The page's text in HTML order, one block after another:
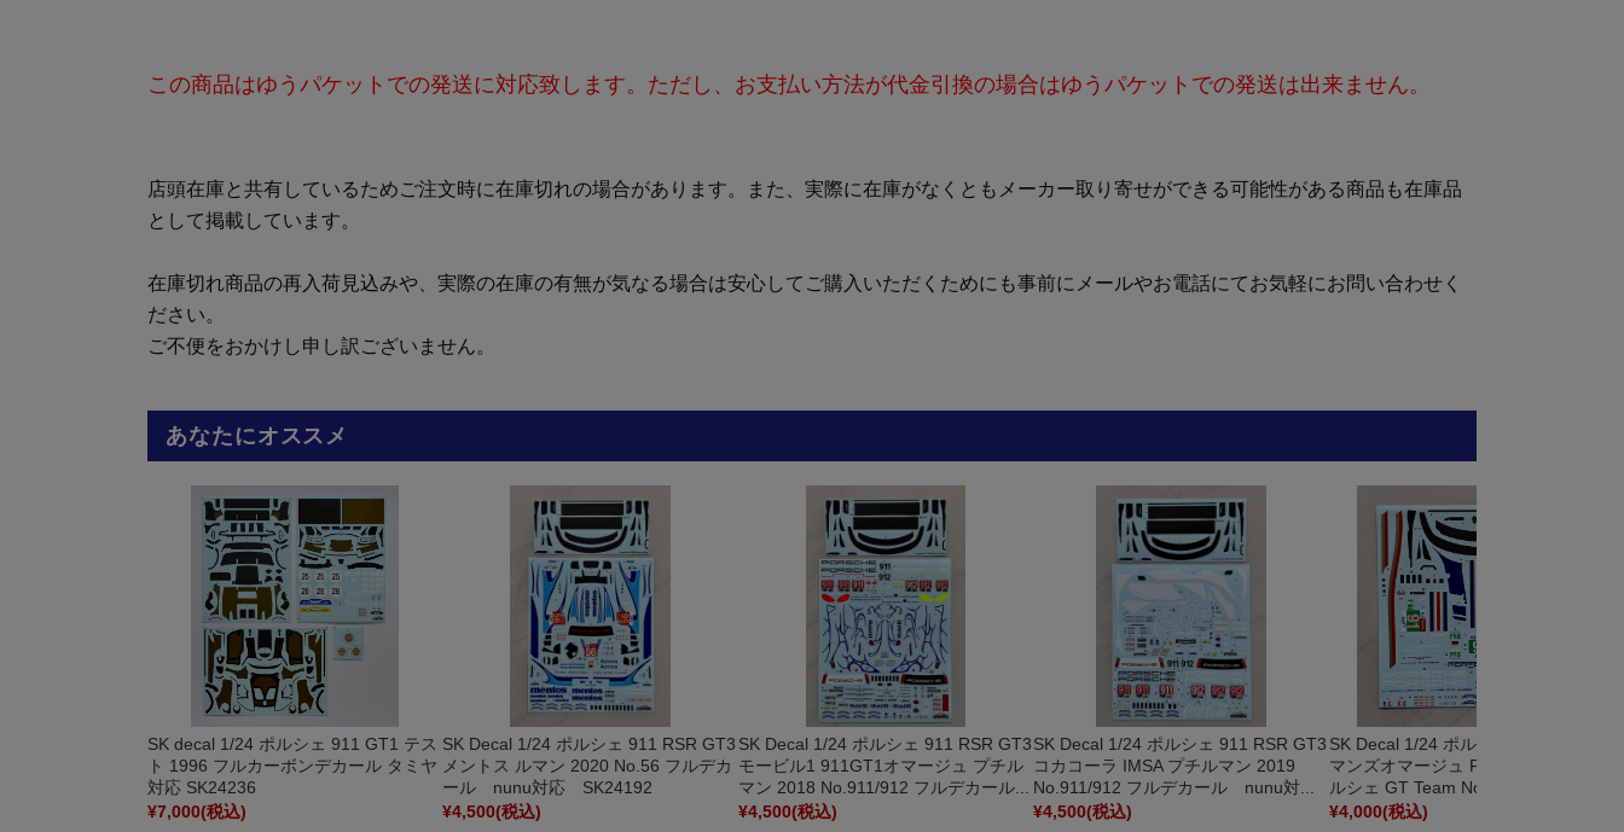
この商品はゆうパケットでの発送に対応致します。ただし、お支払い方法が代金引換の場合はゆうパケットでの発送は出来ません。
店頭在庫と共有しているためご注文時に在庫切れの場合があります。また、実際に在庫がなくともメーカー取り寄せができる可能性がある商品も在庫品
として掲載しています。
在庫切れ商品の再入荷見込みや、実際の在庫の有無が気なる場合は安心してご購入いただくためにも事前にメールやお電話にてお気軽にお問い合わせく
ださい。
ご不便をおかけし申し訳ございません。
あなたにオススメ
SK decal 1/24 ポルシェ 911 GT1 テス
ト 1996 フルカーボンデカール タミヤ
対応 SK24236
¥7,000(税込)
SK Decal 1/24 ポルシェ 911 RSR GT3
メントス ルマン 2020 No.56 フルデカ
ール nunu対応 SK24192
¥4,500(税込)
SK Decal 1/24 ポルシェ 911 RSR GT3
モービル1 911GT1オマージュ プチル
マン 2018 No.911/912 フルデカール...
¥4,500(税込)
SK Decal 1/24 ポルシェ 911 RSR GT3
コカコーラ IMSA プチルマン 2019
No.911/912 フルデカール nunu対...
¥4,500(税込)
SK Decal 1/24 ポルシェ 911 RSR ロス
マンズオマージュ FIA ルマン 2018 ポ
ルシェ GT Team No.91 フルデカー...
¥4,000(税込)